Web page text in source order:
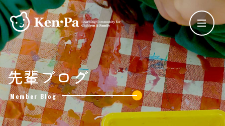
ケンパの保育
ケンパの各園
ケンパ西馬込園
ケンパ高田園
先輩ブログ
Member Blog